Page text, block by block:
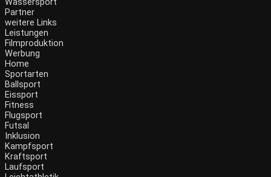
Wassersport
Partner
weitere Links
Leistungen
Filmproduktion
Werbung
Menü
Home
Sportarten
Ballsport
Eissport
Fitness
Flugsport
Futsal
Inklusion
Kampfsport
Kraftsport
Laufsport